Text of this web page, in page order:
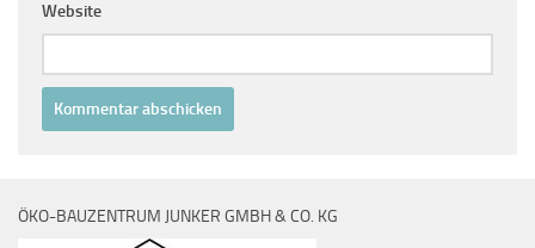
Website
ÖKO-BAUZENTRUM JUNKER GMBH & CO. KG